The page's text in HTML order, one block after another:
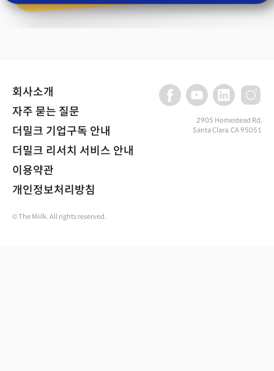
회사소개
자주 묻는 질문
더밀크 기업구독 안내
더밀크 리서치 서비스 안내
이용약관
개인정보처리방침
2905 Homestead Rd,
Santa Clara, CA 95051
© The Miilk. All rights reserved.